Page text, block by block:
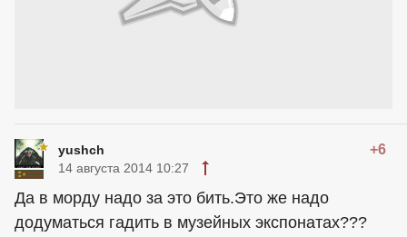
yushch +6
14 августа 2014 10:27
Да в морду надо за это бить.Это же надо
додуматься гадить в музейных экспонатах???